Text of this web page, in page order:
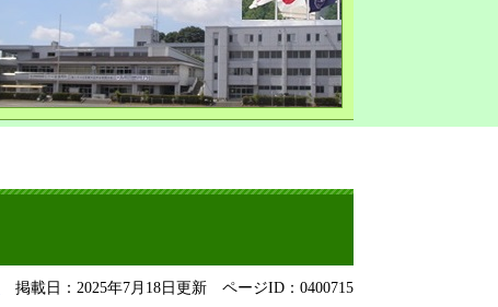
掲載日：2025年7月18日更新 ページID：0400715